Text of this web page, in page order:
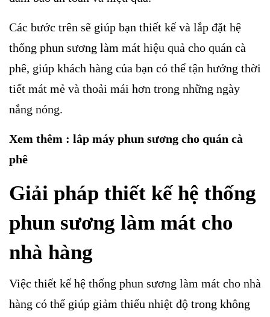
Các bước trên sẽ giúp bạn thiết kế và lắp đặt hệ
thống phun sương làm mát hiệu quả cho quán cà
phê, giúp khách hàng của bạn có thể tận hưởng thời
tiết mát mẻ và thoải mái hơn trong những ngày
nắng nóng.
Xem thêm : lắp máy phun sương cho quán cà
phê
Giải pháp thiết kế hệ thống
phun sương làm mát cho
nhà hàng
Việc thiết kế hệ thống phun sương làm mát cho nhà
hàng có thể giúp giảm thiểu nhiệt độ trong không